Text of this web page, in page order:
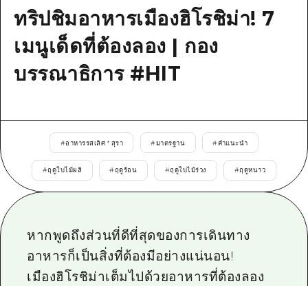
กีฬา
สถานบันเทิงยามค่ำคืน
มรดกโลก
ประวัติศาสตร์ / วัฒนธรรม
การรักษา
บิโฮค
เกโฮค
บริเวณรอบๆ มิยาจิมะ
เกโฮคุ
บริเวณรอบๆ มิยาจิมะ
จังหวัดเอฮิเมะ
ชิมาเนะ
รายการ
เข้าถึงเข้าถึง
สรุปการจราจรรอง
บริการรับฝากและจัดส่งสัมภาระ
ฮิโรชิมะโอโมะเตะนะชิ
TRAVELPAL International
ไกด์อาสาสมัครไ
HOME
ข่าว
ทริปชิมอาหารเมืองฮิโรชิม่า! 7
เมนูเด็ดที่ต้องลอง | กอง
บรรณาธิการ #HIT
#อาหารรสเลิศ * สุรา #มาตรฐาน #คำแนะนำ
#ฤดูใบไม้ผลิ #ฤดูร้อน #ฤดูใบไม้ร่วง #ฤดูหนาว
หากพูดถึงส่วนที่ดีที่สุดของการเดินทาง
อาหารก็เป็นสิ่งที่ต้องมีอย่างแน่นอน!
เมืองฮิโรชิม่าเต็มไปด้วยอาหารที่ต้องลอง